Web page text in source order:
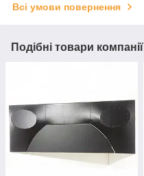
Всі умови повернення
Подібні товари компанії